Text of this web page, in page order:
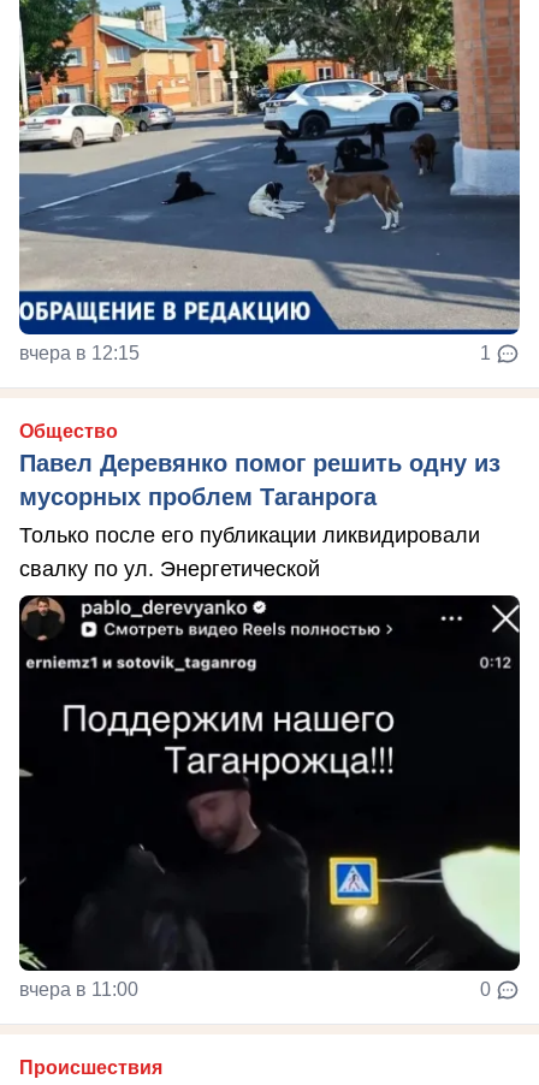
вчера в 12:15 1
Общество
Павел Деревянко помог решить одну из
мусорных проблем Таганрога
Только после его публикации ликвидировали
свалку по ул. Энергетической
вчера в 11:00 0
Происшествия